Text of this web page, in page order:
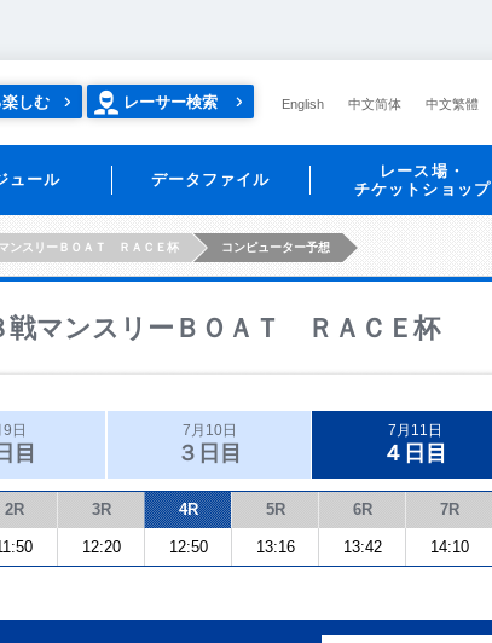
しむ レーサー検索 English 中文简体 中文繁體
ュール データファイル
レース場・
チケットショップ
ンスリーＢＯＡＴ ＲＡＣＥ杯 コンピューター予想
戦マンスリーＢＯＡＴ ＲＡＣＥ杯
日
目
7月10日
３日目
7月11日
４日目
2R 3R 4R 5R 6R 7R
12:20 12:50 13:16 13:42 14:10